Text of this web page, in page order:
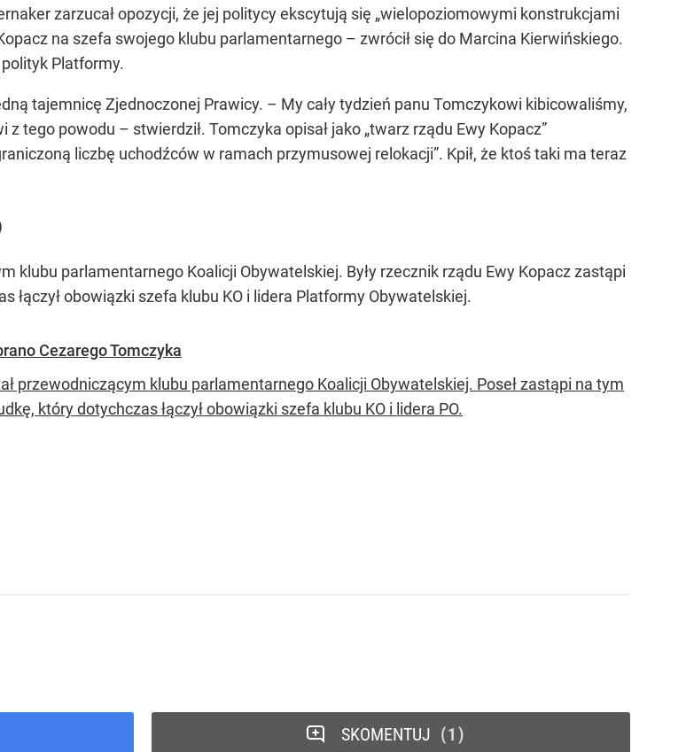
zarzucał opozycji, że jej politycy ekscytują się „wielopoziomowymi konstrukcjami
na szefa swojego klubu parlamentarnego – zwrócił się do Marcina Kierwińskiego.
Platformy.
tajemnicę Zjednoczonej Prawicy. – My cały tydzień panu Tomczykowi kibicowaliśmy,
tego powodu – stwierdził. Tomczyka opisał jako „twarz rządu Ewy Kopacz”
liczbę uchodźców w ramach przymusowej relokacji”. Kpił, że ktoś taki ma teraz
klubu parlamentarnego Koalicji Obywatelskiej. Były rzecznik rządu Ewy Kopacz zastąpi
łączył obowiązki szefa klubu KO i lidera Platformy Obywatelskiej.
Cezarego Tomczyka
przewodniczącym klubu parlamentarnego Koalicji Obywatelskiej. Poseł zastąpi na tym
który dotychczas łączył obowiązki szefa klubu KO i lidera PO.
SKOMENTUJ 1